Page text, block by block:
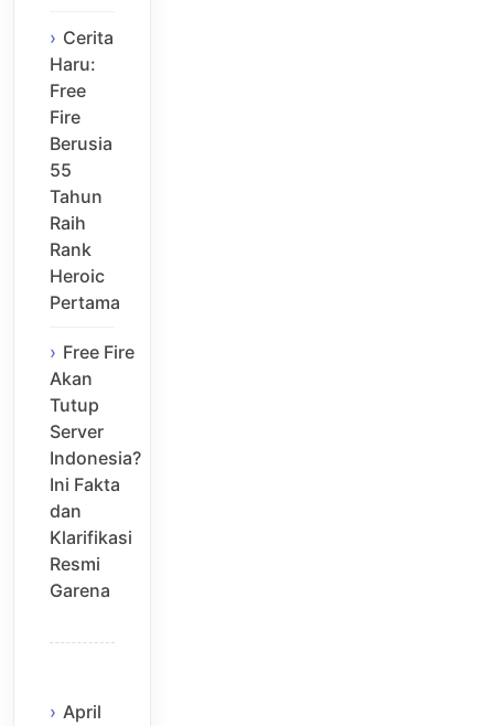
Cerita
Haru:
Free
Fire
Berusia
55
Tahun
Raih
Rank
Heroic
Pertama
Free Fire
Akan
Tutup
Server
Indonesia?
Ini Fakta
dan
Klarifikasi
Resmi
Garena
April